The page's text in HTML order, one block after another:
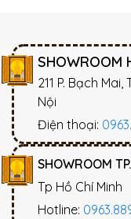
SHOWROOM
211 P. Bạch
Nội
Điện thoại:
SHOWROOM
Tp Hồ Chí Minh
Hotline: